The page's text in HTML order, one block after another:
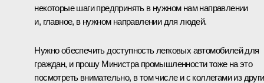
некоторые шаги предпринять в нужном нам направлении
и, главное, в нужном направлении для людей.
Нужно обеспечить доступность легковых автомобилей для
граждан, и прошу Министра промышленности тоже на это
посмотреть внимательно, в том числе и с коллегами из